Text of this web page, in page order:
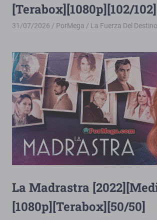
[Terabox][1080p][102/102]
31/07/2026 PorMega La Fuerza Del Destino
La Madrastra
[1080p][Terabox][50/50]